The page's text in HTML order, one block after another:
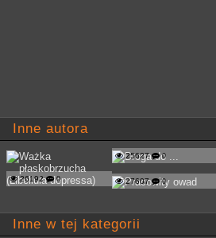
Inne autora
26192 0
25627 0
27607
0
Inne w tej kategorii